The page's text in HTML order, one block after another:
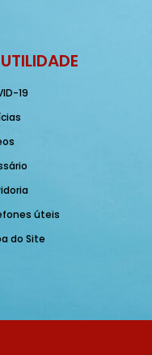
UTILIDADE
19
úteis
do Site